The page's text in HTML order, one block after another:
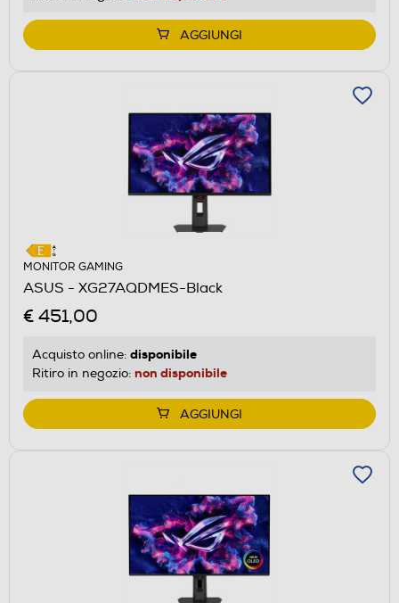
AGGIUNGI
MONITOR GAMING
ASUS - XG27AQDMES-Black
€ 451,00
Acquisto online: disponibile
Ritiro in negozio: non disponibile
AGGIUNGI